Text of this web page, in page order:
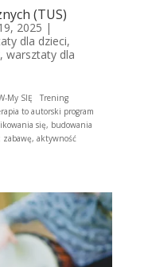
(TUS)
2025 |
dla dzieci,
, warsztaty dla
My SIĘ Trening
to autorski program
się, budowania
aktywność